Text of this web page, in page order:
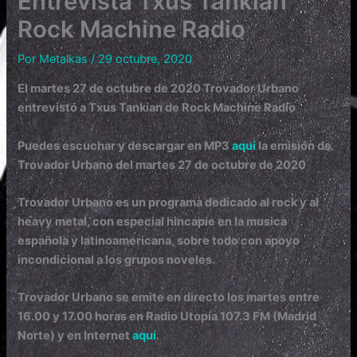
Rock Machine Radio
PorMetalkas/29 octubre, 2020
Elmartes 27 de octubre de 2020 Trovador Urbano
entrevistó a Txus Tankian de Rock Machine Radio
Puedes escuchar y descargar en MP3aquíla emisión de
Trovador Urbanodelmartes 27 de octubre de 2020
Trovador Urbano es un programa dedicado al rock y al
heavy metal, con especial hincapie en la musica
española y latinoamericana, sobre todo con apoyo
incondicional a los grupos noveles.
Trovador Urbano se emite en directo los martes entre
16.00 y 17.00 horas en Radio Utopía 107.3 FM (Madrid
Norte) y en Internetaquí.